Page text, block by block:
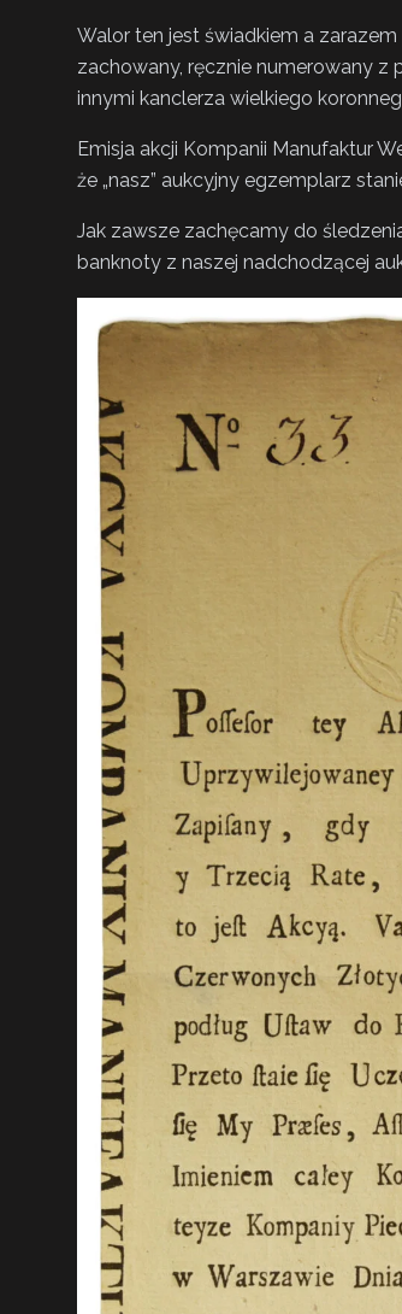
Walor ten jest świadkiem a
zachowany, ręcznie numerowany z
innymi kanclerza wielkiego
Emisja akcji Kompanii Manufaktur
że „nasz” aukcyjny egzemplarz
Jak zawsze zachęcamy do
banknoty z naszej nadchodzącej